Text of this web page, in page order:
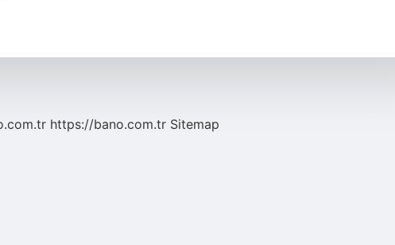
https://bano.com.tr Sitemap